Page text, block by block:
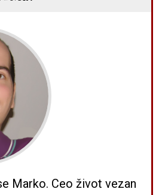
Marko. Ceo život vezan